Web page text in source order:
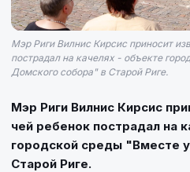
Мэр Риги Вилнис Кирсис приносит
пострадал на качелях - объекте
Домского собора" в Старой Риге.
Мэр Риги Вилнис Кирсис
чей ребенок пострадал на
городской среды "Вместе
Старой Риге.